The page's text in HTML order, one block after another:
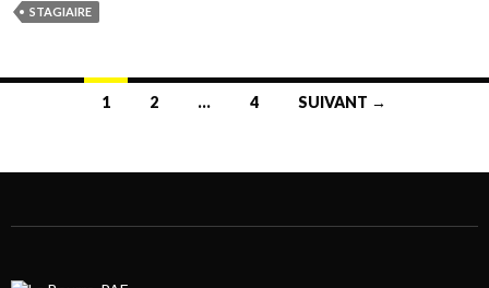
STAGIAIRE
1 2 … 4 SUIVANT →